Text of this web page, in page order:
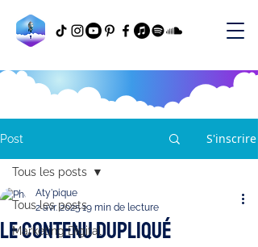
Post S'inscrire
Tous les posts
Marketing Digital
Tous les posts
Le contenu dupliqué
Aty'pique
2 avr. 202519 min de lecture